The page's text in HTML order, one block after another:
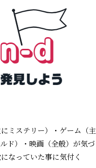
ミステリー）・ゲーム（主
ド）・映画（全般）が気づ
なっていた事に気付く